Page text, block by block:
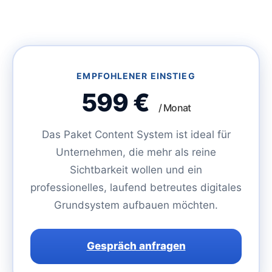
EMPFOHLENER EINSTIEG
599 € / Monat
Das Paket Content System ist ideal für
Unternehmen, die mehr als reine
Sichtbarkeit wollen und ein
professionelles, laufend betreutes digitales
Grundsystem aufbauen möchten.
Gespräch anfragen